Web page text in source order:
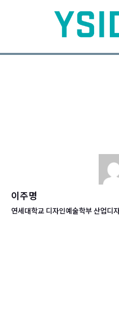
이주명
연세대학교 디자인예술학부 산업디